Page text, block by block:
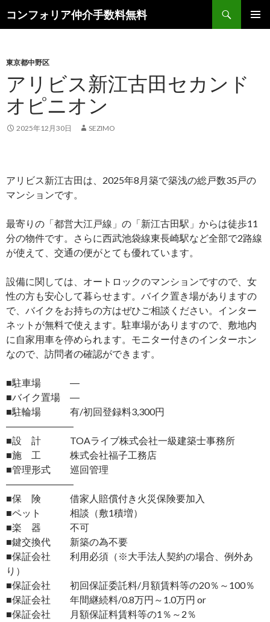
コンフォリア仲介手数料無料
索
ン
ツ
へ
ス
キ
ッ
東京都中野区
アリビス新江古田セカンド
オピニオン
2025年12月30日 SEZIMO
アリビス新江古田は、2025年8月築で築浅の総戸数35戸の
マンションです。
最寄りの「都営大江戸線」の「新江古田駅」からは徒歩11
分の物件です。さらに西武池袋線東長崎駅など全部で2路線
が使えて、交通の便がとても優れています。
設備に関しては、オートロックのマンションですので、女
性の方も安心して暮らせます。バイク置き場がありますの
で、バイクをお持ちの方はぜひご相談ください。インター
ネットが無料で使えます。駐車場がありますので、敷地内
に自家用車を停められます。モニター付きのインターホン
なので、訪問者の確認ができます。
■駐車場 ―
■バイク置場 ―
■駐輪場 有/初回登録料3,300円
―――――――
■設 計 TOAライブ株式会社一級建築士事務所
■施 工 株式会社福子工務店
■管理形式 巡回管理
―――――――
■保 険 借家人賠償付き火災保険要加入
■ペット 相談（敷1積増）
■楽 器 不可
■鍵交換代 新築の為不要
■保証会社 利用必須（※大手法人契約の場合、例外あ
り）
■保証会社 初回保証委託料/月額賃料等の20％～100％
■保証会社 年間継続料/0.8万円～1.0万円 or
■保証会社 月額保証料賃料等の1％～2％